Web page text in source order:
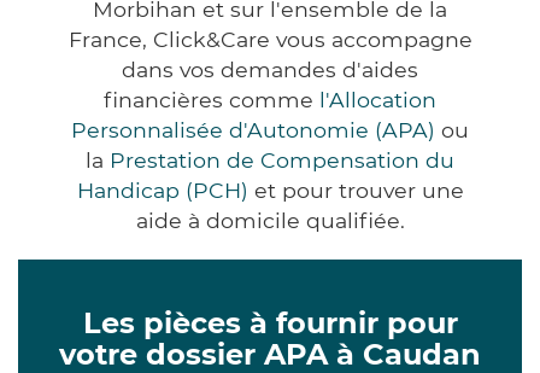
Morbihan et sur l'ensemble de la
France, Click&Care vous accompagne
dans vos demandes d'aides
financières comme l'Allocation
Personnalisée d'Autonomie (APA) ou
la Prestation de Compensation du
Handicap (PCH) et pour trouver une
aide à domicile qualifiée.
Les pièces à fournir pour
votre dossier APA à Caudan